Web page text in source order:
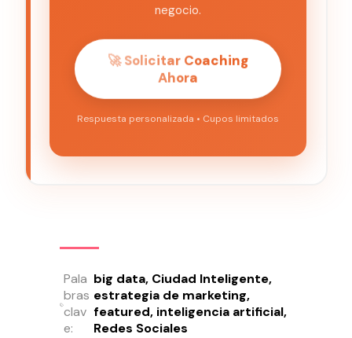
negocio.
🚀 Solicitar Coaching
Ahora
Respuesta personalizada • Cupos limitados
Pala
bras
clav
e:
big data Ciudad Inteligente
estrategia de marketing
featured inteligencia artificial
Redes Sociales